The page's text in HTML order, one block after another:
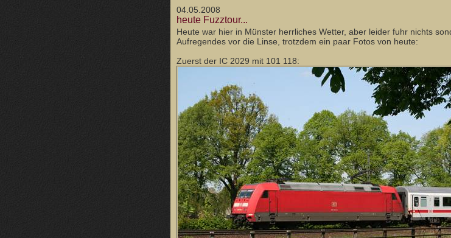
04.05.2008
heute Fuzztour...
Heute war hier in Münster herrliches Wetter, aber leider fuhr nichts
Aufregendes vor die Linse, trotzdem ein paar Fotos von heute:
Zuerst der IC 2029 mit 101 118: